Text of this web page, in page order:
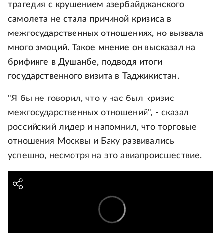
трагедия с крушением азербайджанского
самолета не стала причиной кризиса в
межгосударственных отношениях, но вызвала
много эмоций. Такое мнение он высказал на
брифинге в Душанбе, подводя итоги
государственного визита в Таджикистан.
"Я бы не говорил, что у нас был кризис
межгосударственных отношений", - сказал
российский лидер и напомнил, что торговые
отношения Москвы и Баку развивались
успешно, несмотря на это авиапроисшествие.